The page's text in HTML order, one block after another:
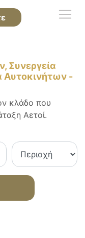
Συνεργεία
Αυτοκινήτων -
κλάδο που
Αετοί.